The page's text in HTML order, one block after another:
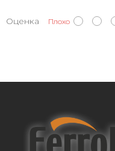
Оценка Плохо